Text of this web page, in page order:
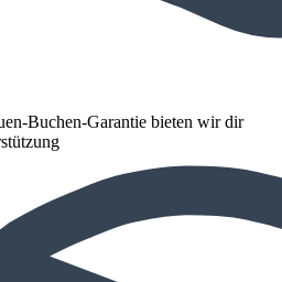
Buchen-Garantie bieten wir dir